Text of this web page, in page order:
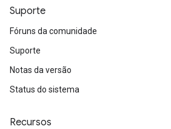
Suporte
Fóruns da comunidade
Suporte
Notas da versão
Status do sistema
Recursos